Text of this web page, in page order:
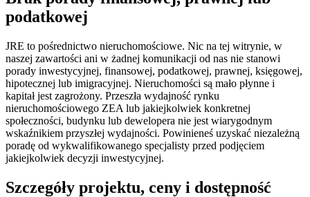
podatkowej
JRE to pośrednictwo nieruchomościowe. Nic na tej witrynie, w
naszej zawartości ani w żadnej komunikacji od nas nie stanowi
porady inwestycyjnej, finansowej, podatkowej, prawnej, księgowej,
hipotecznej lub imigracyjnej. Nieruchomości są mało płynne i
kapitał jest zagrożony. Przeszła wydajność rynku
nieruchomościowego ZEA lub jakiejkolwiek konkretnej
społeczności, budynku lub dewelopera nie jest wiarygodnym
wskaźnikiem przyszłej wydajności. Powinieneś uzyskać niezależną
poradę od wykwalifikowanego specjalisty przed podjęciem
jakiejkolwiek decyzji inwestycyjnej.
Szczegóły projektu, ceny i dostępność